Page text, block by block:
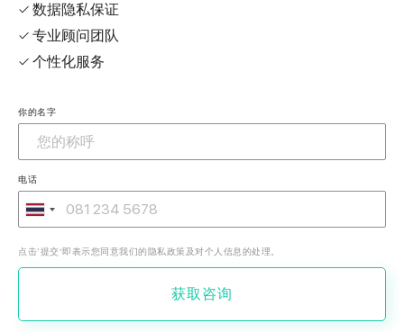
✓ 数据隐私保证
✓ 专业顾问团队
✓ 个性化服务
你的名字
电话
点击‘提交’即表示您同意我们的隐私政策及对个人信息的处理。
获取咨询